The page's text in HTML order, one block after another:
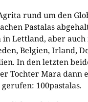
rund um den
Pastalas
Lettland, aber auch
Belgien, Irland,
In den letzten
Tochter Mara dann
100pastalas.